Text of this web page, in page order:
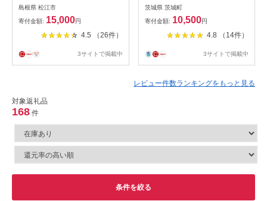
砂抜き 冷凍 島根県 松江
《23012-02》
島根県 松江市
寄付金額: 15,000円
4.5 （26件）
3サイトで掲載中
茨城県 茨城町
寄付金額: 10,500円
4.8 （14件）
3サイトで掲載中
レビュー件数ランキングをもっと見る
対象返礼品
168 件
条件を絞る